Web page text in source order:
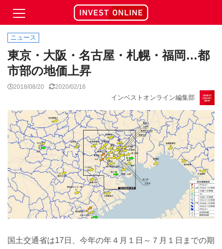
ニュース
東京・大阪・名古屋・札幌・福岡…都
市部の地価上昇
2018/08/20 2020/02/16
インベストオンライン編集部
国土交通省は17日、今年の年４月１日～７月１日までの期